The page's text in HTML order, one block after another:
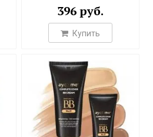
396 руб.
Купить